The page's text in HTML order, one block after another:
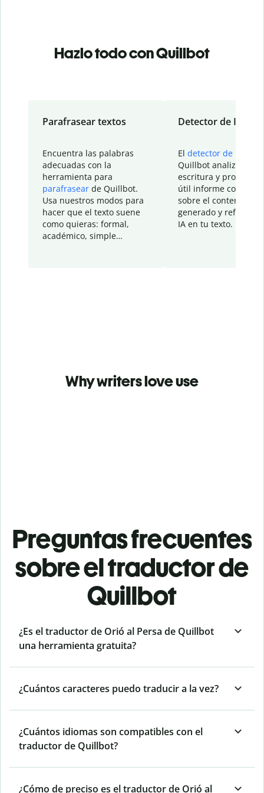
Hazlo todo con Quillbot
Parafrasear textos
Encuentra las palabras
adecuadas con la
herramienta para
parafrasear de Quillbot.
Usa nuestros modos para
hacer que el texto suene
como quieras: formal,
académico, simple…
Detector de IA
El detector de IA
Quillbot analiza tu
escritura y
útil informe con
sobre el contenido
generado y refinado
IA en tu texto.
Why writers love use
Preguntas frecuentes
sobre el traductor de
Quillbot
¿Es el traductor de Orió al Persa de Quillbot
una herramienta gratuita?
¿Cuántos caracteres puedo traducir a la vez?
¿Cuántos idiomas son compatibles con el
traductor de Quillbot?
¿Cómo de preciso es el traductor de Orió al